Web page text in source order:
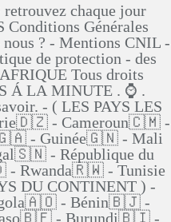
chaque jour
Générales
? - Mentions CNIL -
de protection - des
Tous droits
Á LA MINUTE . ⌚ .
- ( LES PAYS LES
- Cameroun🇨🇲 -
- Guinée🇬🇳 - Mali
- République du
Rwanda🇷🇼 - Tunisie
DU CONTINENT ) -
- Bénin🇧🇯 -
- Burundi🇧🇮 -